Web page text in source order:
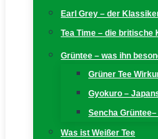
Earl Grey – der
Tea Time – die britische
Grüntee – was ihn
Grüner Tee
Gyokuro –
Sencha
Was ist Weißer Tee